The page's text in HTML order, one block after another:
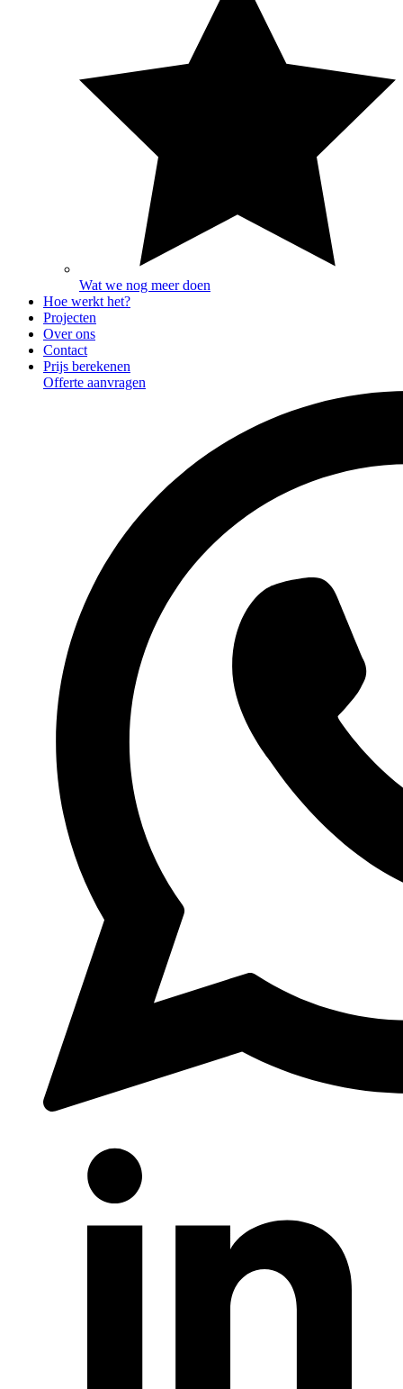
Wat we nog meer doen
Hoe werkt het?
Projecten
Over ons
Contact
Prijs berekenen
Offerte aanvragen